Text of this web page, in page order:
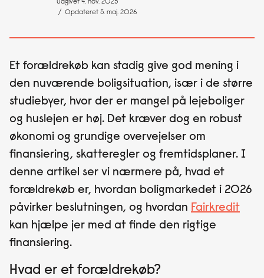
Udgivet 4. nov. 2025
/ Opdateret 5. maj. 2026
Et forældrekøb kan stadig give god mening i
den nuværende boligsituation, især i de større
studiebyer, hvor der er mangel på lejeboliger
og huslejen er høj. Det kræver dog en robust
økonomi og grundige overvejelser om
finansiering, skatteregler og fremtidsplaner. I
denne artikel ser vi nærmere på, hvad et
forældrekøb er, hvordan boligmarkedet i 2026
påvirker beslutningen, og hvordan Fairkredit
kan hjælpe jer med at finde den rigtige
finansiering.
Hvad er et forældrekøb?